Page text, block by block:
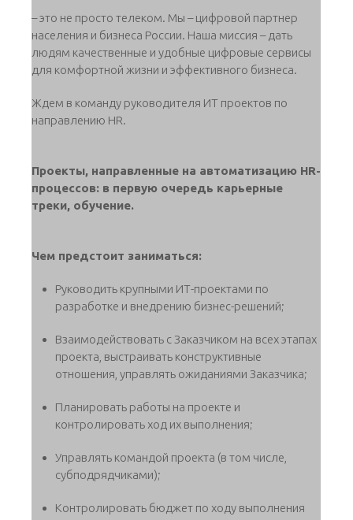
– это не просто телеком. Мы – цифровой партнер
населения и бизнеса России. Наша миссия – дать
людям качественные и удобные цифровые сервисы
для комфортной жизни и эффективного бизнеса.
Ждем в команду руководителя ИТ проектов по
направлению HR.
Проекты, направленные на автоматизацию HR-
процессов: в первую очередь карьерные
треки, обучение.
Чем предстоит заниматься:
Руководить крупными ИТ-проектами по
разработке и внедрению бизнес-решений;
Взаимодействовать с Заказчиком на всех этапах
проекта, выстраивать конструктивные
отношения, управлять ожиданиями Заказчика;
Планировать работы на проекте и
контролировать ход их выполнения;
Управлять командой проекта (в том числе,
субподрядчиками);
Контролировать бюджет по ходу выполнения